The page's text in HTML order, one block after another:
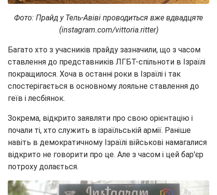
Фото: Прайд у Тель-Авіві проводиться вже вдвадцяте
(instagram.com/vittoria.ritter)
Багато хто з учасників прайду зазначили, що з часом
ставлення до представників ЛГБТ-спільноти в Ізраїлі
покращилося. Хоча в останні роки в Ізраїлі і так
спостерігається в основному лояльне ставлення до
геїв і лесбіянок.
Зокрема, відкрито заявляти про свою орієнтацію і
почали ті, хто служить в ізраїльській армії. Раніше
навіть в демократичному Ізраїлі військові намагалися
відкрито не говорити про це. Але з часом і цей бар'єр
потроху долається.